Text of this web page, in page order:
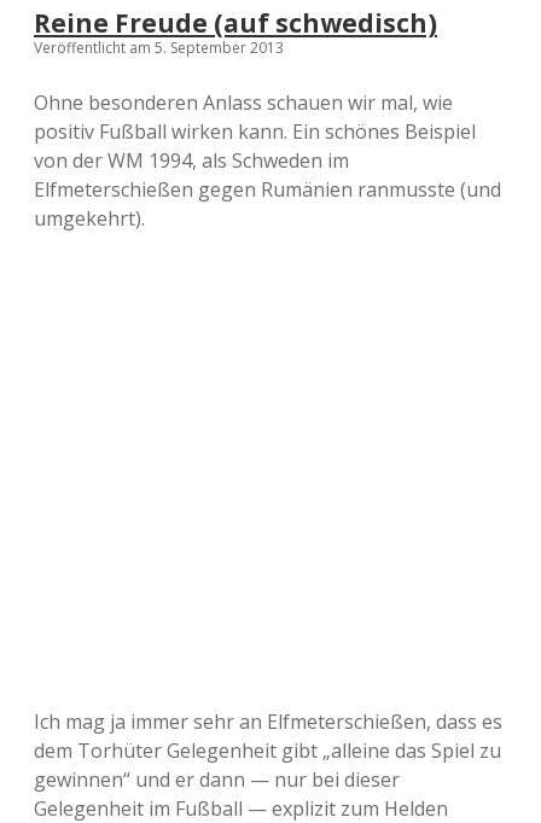
Reine Freude (auf schwedisch)
Veröffentlicht am 5. September 2013
Ohne besonderen Anlass schauen wir mal, wie
positiv Fußball wirken kann. Ein schönes Beispiel
von der WM 1994, als Schweden im
Elfmeterschießen gegen Rumänien ranmusste (und
umgekehrt).
Ich mag ja immer sehr an Elfmeterschießen, dass es
dem Torhüter Gelegenheit gibt „alleine das Spiel zu
gewinnen“ und er dann — nur bei dieser
Gelegenheit im Fußball — explizit zum Helden